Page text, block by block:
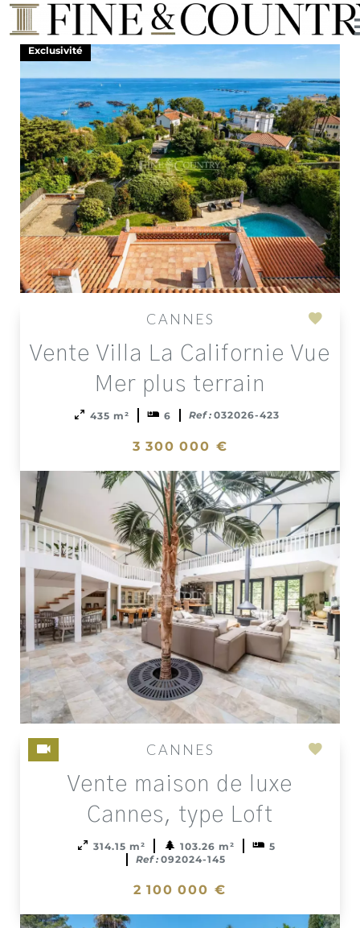
Exclusivité
CANNES
Vente Villa La Californie Vue
Mer plus terrain
to
435 m² 6 Ref : 032026-423
3 300 000 €
CANNES
Vente maison de luxe
Cannes, type Loft
314.15 m² 103.26 m²
5
Ref : 092024-145
2 100 000 €